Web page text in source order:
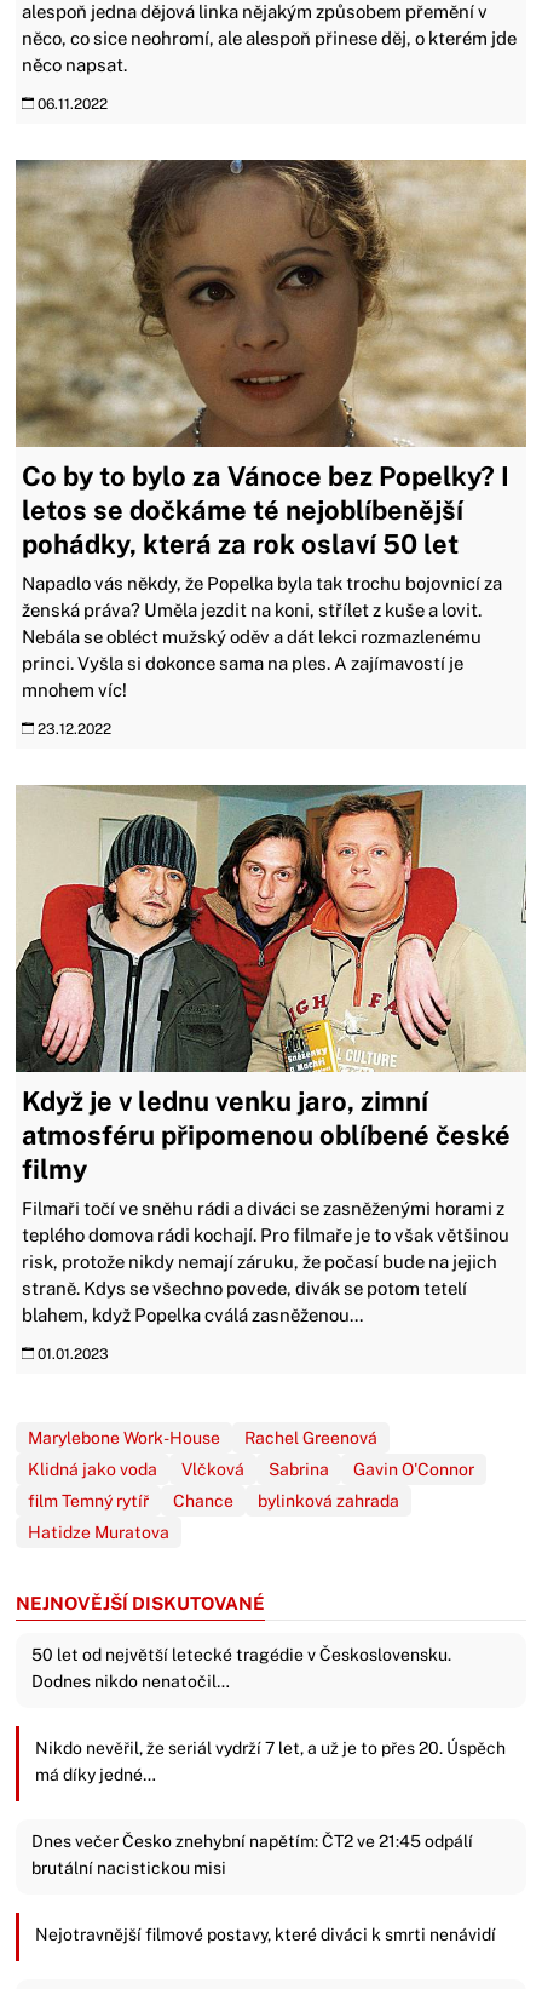
alespoň jedna dějová linka nějakým způsobem přemění v
něco, co sice neohromí, ale alespoň přinese děj, o kterém jde
něco napsat.
06.11.2022
Co by to bylo za Vánoce bez Popelky? I
letos se dočkáme té nejoblíbenější
pohádky, která za rok oslaví 50 let
Napadlo vás někdy, že Popelka byla tak trochu bojovnicí za
ženská práva? Uměla jezdit na koni, střílet z kuše a lovit.
Nebála se obléct mužský oděv a dát lekci rozmazlenému
princi. Vyšla si dokonce sama na ples. A zajímavostí je
mnohem víc!
23.12.2022
Když je v lednu venku jaro, zimní
atmosféru připomenou oblíbené české
filmy
Filmaři točí ve sněhu rádi a diváci se zasněženými horami z
teplého domova rádi kochají. Pro filmaře je to však většinou
risk, protože nikdy nemají záruku, že počasí bude na jejich
straně. Kdys se všechno povede, divák se potom tetelí
blahem, když Popelka cválá zasněženou...
01.01.2023
Marylebone Work-House
Rachel Greenová
Klidná jako voda
Vlčková Sabrina
Gavin O'Connor
film Temný rytíř
Chance
bylinková zahrada
Hatidze Muratova
NEJNOVĚJŠÍ DISKUTOVANÉ
50 let od největší letecké tragédie v Československu.
Dodnes nikdo nenatočil…
Nikdo nevěřil, že seriál vydrží 7 let, a už je to přes 20. Úspěch
má díky jedné…
Dnes večer Česko znehybní napětím: ČT2 ve 21:45 odpálí
brutální nacistickou misi
Nejotravnější filmové postavy, které diváci k smrti nenávidí